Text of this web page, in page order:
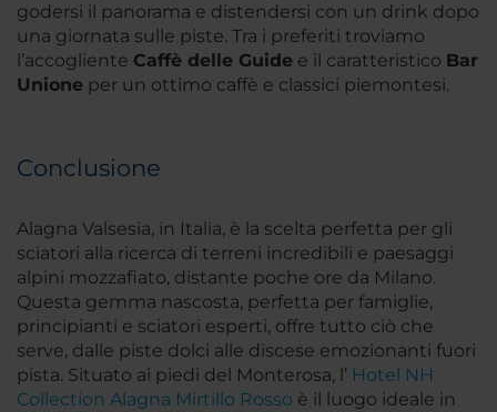
godersi il panorama e distendersi con un drink dopo
una giornata sulle piste. Tra i preferiti troviamo
l’accogliente Caffè delle Guide e il caratteristico Bar
Unione per un ottimo caffè e classici piemontesi.
Conclusione
Alagna Valsesia, in Italia, è la scelta perfetta per gli
sciatori alla ricerca di terreni incredibili e paesaggi
alpini mozzafiato, distante poche ore da Milano.
Questa gemma nascosta, perfetta per famiglie,
principianti e sciatori esperti, offre tutto ciò che
serve, dalle piste dolci alle discese emozionanti fuori
pista. Situato ai piedi del Monterosa, l’ Hotel NH
Collection Alagna Mirtillo Rosso è il luogo ideale in